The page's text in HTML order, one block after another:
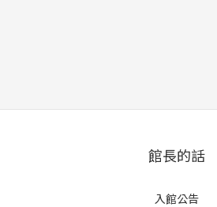
館長的話
入館公告